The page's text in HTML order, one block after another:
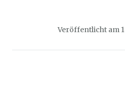
Veröffentlicht am